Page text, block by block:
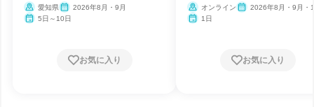
愛知県
2026年8月・9月
5日～10日
お気に入り
オンライン
2026年8月・9月・
1日
お気に入り